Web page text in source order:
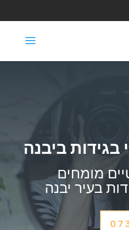
בגידות ביבנה
מומחים
בעיר יבנה